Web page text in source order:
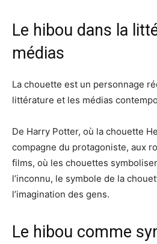
Le hibou dans la
médias
La chouette est un personnage
littérature et les médias
De Harry Potter, où la chouette
compagne du protagoniste, aux
films, où les chouettes
l’inconnu, le symbole de la
l’imagination des gens.
Le hibou comme